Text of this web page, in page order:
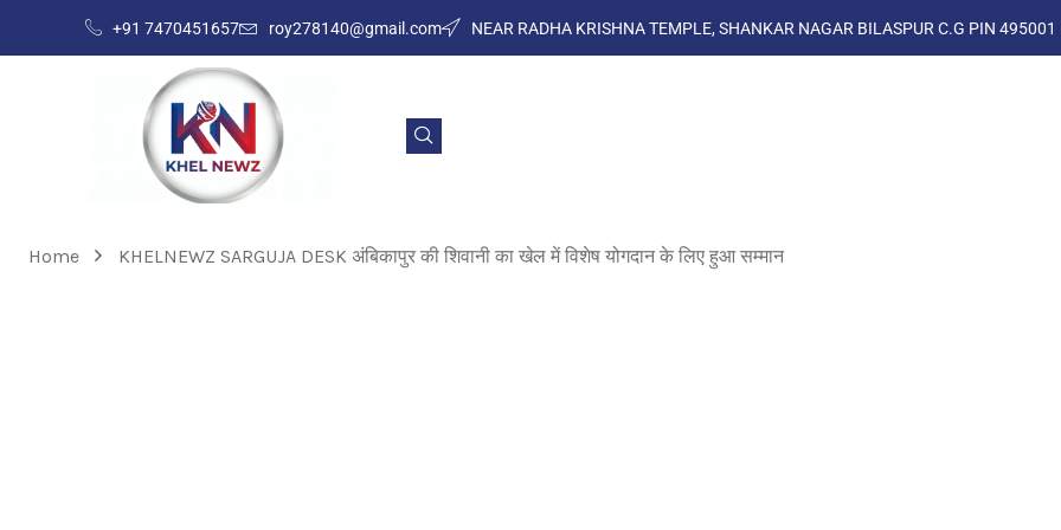
+91 7470451657 roy278140@gmail.com NEAR RADHA KRISHNA TEMPLE, SHANKAR NAGAR BILASPUR C.G PIN
Home KHELNEWZ SARGUJA DESK अंबिकापुर की शिवानी का खेल में विशेष योगदान के लिए हुआ सम्मान